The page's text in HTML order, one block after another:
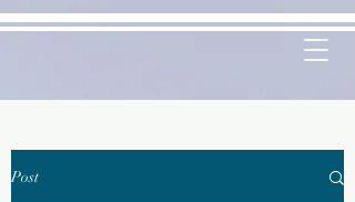
Post